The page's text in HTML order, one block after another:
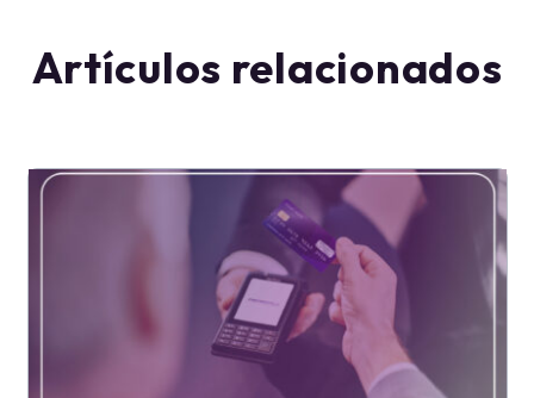
Artículos relacionados